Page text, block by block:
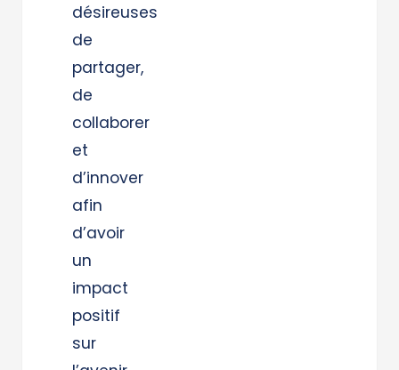
désireuses
de
partager,
de
collaborer
et
d’innover
afin
d’avoir
un
impact
positif
sur